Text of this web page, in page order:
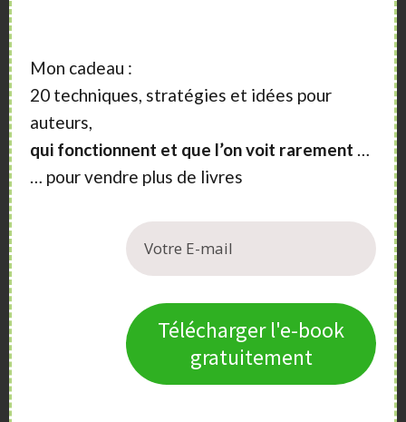
Mon cadeau :
20 techniques, stratégies et idées pour
auteurs,
qui fonctionnent et que l’on voit rarement …
… pour vendre plus de livres
Télécharger l'e-book
gratuitement